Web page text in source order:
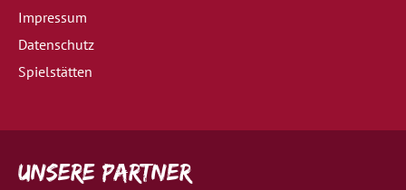
Impressum
Datenschutz
Spielstätten
Unsere Partner